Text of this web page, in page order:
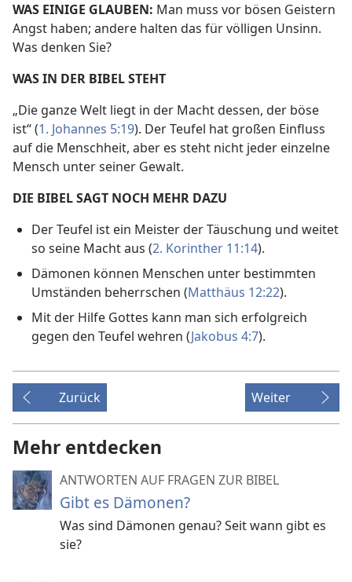
WAS EINIGE GLAUBEN: Man muss vor bösen Geistern
Angst haben; andere halten das für völligen Unsinn.
Was denken Sie?
WAS IN DER BIBEL STEHT
„Die ganze Welt liegt in der Macht dessen, der böse
ist“ (1. Johannes 5:19). Der Teufel hat großen Einfluss
auf die Menschheit, aber es steht nicht jeder einzelne
Mensch unter seiner Gewalt.
DIE BIBEL SAGT NOCH MEHR DAZU
Der Teufel ist ein Meister der Täuschung und weitet
so seine Macht aus (2. Korinther 11:14).
Dämonen können Menschen unter bestimmten
Umständen beherrschen (Matthäus 12:22).
Mit der Hilfe Gottes kann man sich erfolgreich
gegen den Teufel wehren (Jakobus 4:7).
Zurück Weiter
Mehr entdecken
ANTWORTEN AUF FRAGEN ZUR BIBEL
Gibt es Dämonen?
Was sind Dämonen genau? Seit wann gibt es
sie?